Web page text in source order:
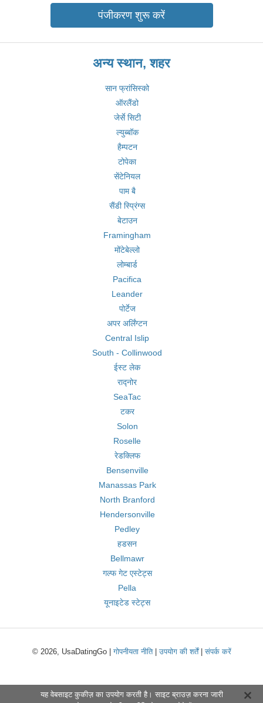
पंजीकरण शुरू करें
अन्य स्थान, शहर
सान फ्रांसिस्को
ऑरलैंडो
जेर्से सिटी
ल्युब्बॉक
हैम्पटन
टोपेका
सेंटेनियल
पाम बै
सैंडी स्प्रिंग्स
बेटाउन
Framingham
मोंटेबेल्लो
लोम्बार्ड
Pacifica
Leander
पोर्टेज
अपर अर्लिंग्टन
Central Islip
South - Collinwood
ईस्ट लेक
राद्नोर
SeaTac
टकर
Solon
Roselle
रेडक्लिफ
Bensenville
Manassas Park
North Branford
Hendersonville
Pedley
हडसन
Bellmawr
गल्फ गेट एस्टेट्स
Pella
यूनाइटेड स्टेट्स
© 2026, UsaDatingGo |गोपनीयता नीति|उपयोग की शर्तें|संपर्क करें
यह वेबसाइट कुकीज़ का उपयोग करती है। साइट ब्राउज़ करना जारी